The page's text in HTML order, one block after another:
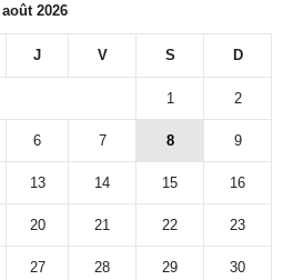
août 2026
J V S D
1 2
6 7 8 9
13 14 15 16
20 21 22 23
27 28 29 30